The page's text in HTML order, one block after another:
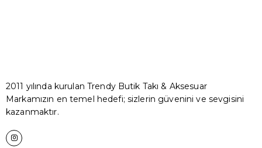
2011 yılında kurulan Trendy Butik Takı & Aksesuar
Markamızın en temel hedefi; sizlerin güvenini ve sevgisini
kazanmaktır.